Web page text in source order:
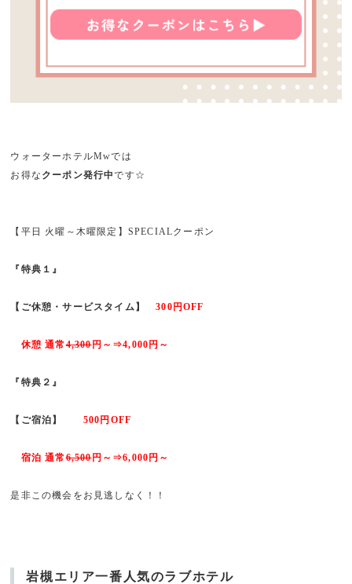
ウォーターホテルMwでは
お得な クーポン発行中です☆
【平日 火曜～木曜限定】SPECIALクーポン
『特典１』
【ご休憩・サービスタイム】 300円OFF
休憩 通常4,300円～⇒4,000円～
『特典２』
【ご宿泊】 500円OFF
宿泊 通常6,500円～⇒6,000円～
是非この機会をお見逃しなく！！
岩槻エリア一番人気のラブホテル